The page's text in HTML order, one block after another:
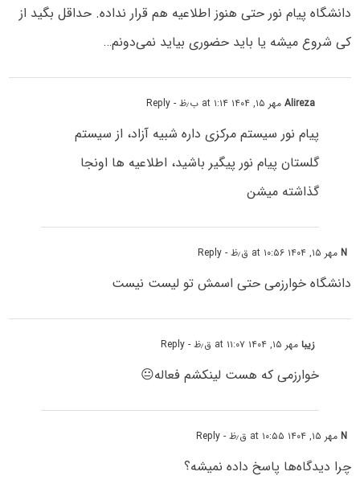
دانشگاه پیام نور حتی هنوز اطلاعیه هم قرار نداده. حداقل بگید از
کی شروع میشه یا باید حضوری بیاید نمی‌دونم…
Alirezaمهر ۱۵, ۱۴۰۴ at ۱:۱۴ ب٫ظ - Reply
پیام نور سیستم مرکزی داره شبیه آزاد، از سیستم
گلستان پیام نور پیگیر باشید، اطلاعیه ها اونجا
گذاشته میشن
Nمهر ۱۵, ۱۴۰۴ at ۱۰:۵۶ ق٫ظ - Reply
دانشگاه خوارزمی حتی اسمش تو لیست نیست
زیبامهر ۱۵, ۱۴۰۴ at ۱۱:۰۷ ق٫ظ - Reply
خوارزمی که هست لینکشم فعاله😐
Nمهر ۱۵, ۱۴۰۴ at ۱۰:۵۵ ق٫ظ - Reply
چرا دیدگاه‌ها پاسخ داده نمیشه؟